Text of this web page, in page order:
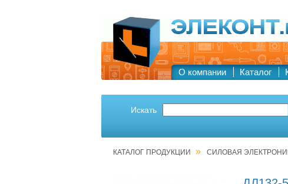
О компании Каталог
Искать
КАТАЛОГ ПРОДУКЦИИ » СИЛОВАЯ